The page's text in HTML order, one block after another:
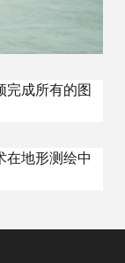
完成所有的图
在地形测绘中